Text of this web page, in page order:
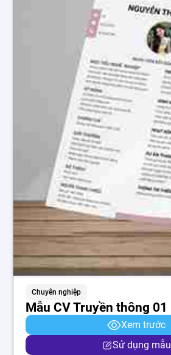
Chuyên nghiệp
Mẫu CV Truyền thông 01
Xem trước
Sử dụng mẫu